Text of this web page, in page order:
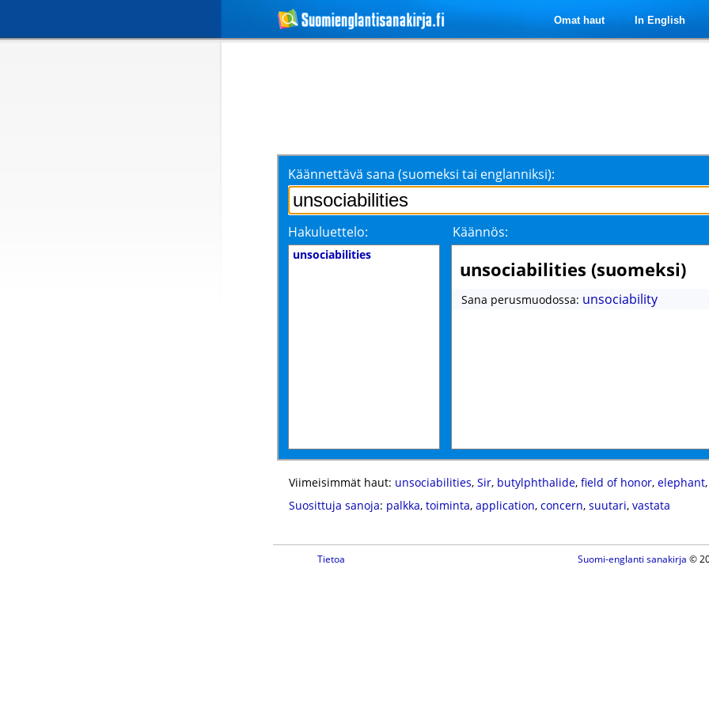
Omat haut In English
Käännettävä sana (suomeksi tai englanniksi):
Hakuluettelo: Käännös:
unsociabilities
unsociabilities (suomeksi)
Sana perusmuodossa: unsociability
Viimeisimmät haut: unsociabilities, Sir, butylphthalide, field of honor, elephant
Suosittuja sanoja: palkka, toiminta, application, concern, suutari, vastata
Tietoa Suomi-englanti sanakirja ©